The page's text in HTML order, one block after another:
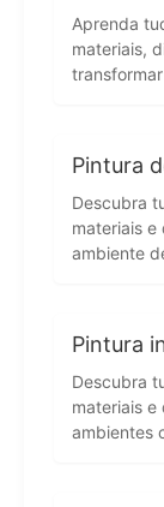
Aprenda
materiais,
Pintura
Descubra
materiais e
ambiente
Pintura
Descubra
materiais
ambientes